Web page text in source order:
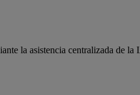
la asistencia centralizada de